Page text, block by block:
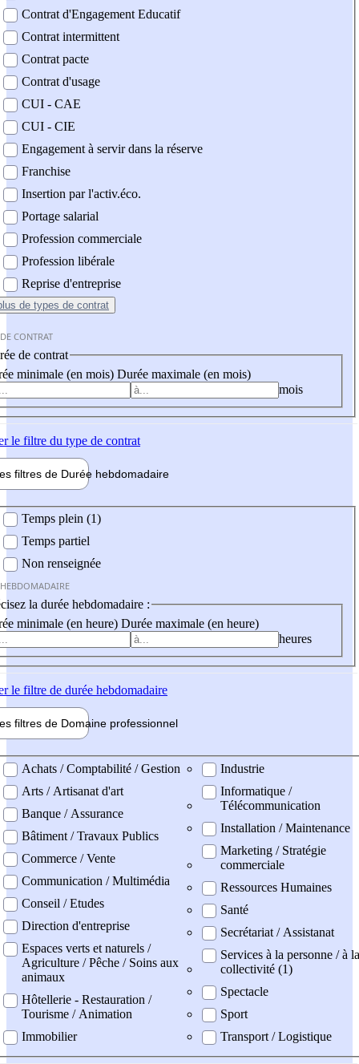
Contrat d'Engagement Educatif
Contrat intermittent
Contrat pacte
Contrat d'usage
CUI - CAE
CUI - CIE
Engagement à servir dans la réserve
Franchise
Insertion par l'activ.éco.
Portage salarial
Profession commerciale
Profession libérale
Reprise d'entreprise
de types de contrat
CONTRAT
de contrat
minimale (en mois) Durée maximale (en mois)
mois
le filtre du type de contrat
filtres de Durée hebdomadaire
Temps plein (1)
Temps partiel
Non renseignée
la durée hebdomadaire :
minimale (en heure) Durée maximale (en heure)
heures
le filtre de durée hebdomadaire
filtres de Domaine professionnel
professionel
Achats / Comptabilité / Gestion
Arts / Artisanat d'art
Banque / Assurance
Bâtiment / Travaux Publics
Commerce / Vente
Communication / Multimédia
Conseil / Etudes
Direction d'entreprise
Espaces verts et naturels /
Agriculture / Pêche / Soins aux
animaux
Hôtellerie - Restauration /
Tourisme / Animation
Immobilier
Industrie
Informatique /
Télécommunication
Installation / Maintenance
Marketing / Stratégie
commerciale
Ressources Humaines
Santé
Secrétariat / Assistanat
Services à la personne / à la
collectivité (1)
Spectacle
Sport
Transport / Logistique